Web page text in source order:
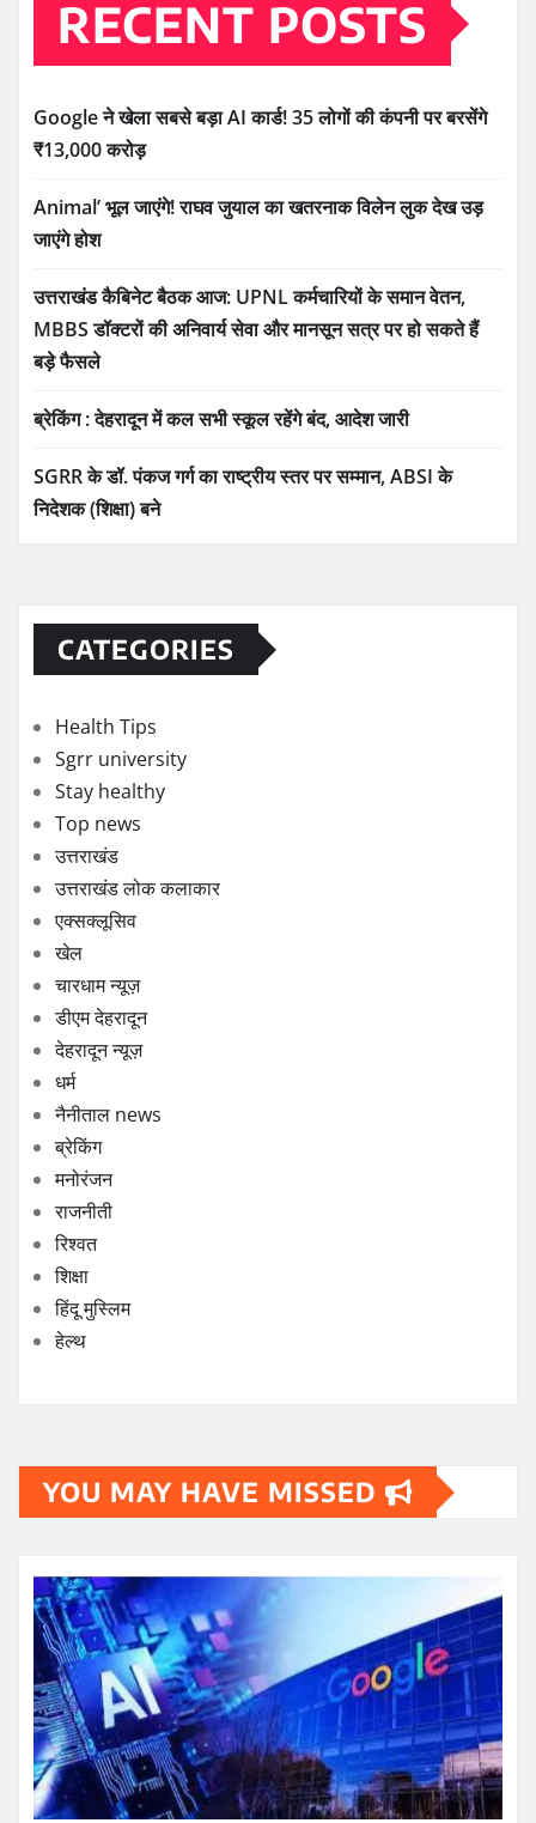
RECENT POSTS
Google ने खेला सबसे बड़ा AI कार्ड! 35 लोगों की कंपनी पर बरसेंगे
₹13,000 करोड़
Animal’ भूल जाएंगे! राघव जुयाल का खतरनाक विलेन लुक देख उड़
जाएंगे होश
उत्तराखंड कैबिनेट बैठक आज: UPNL कर्मचारियों के समान वेतन,
MBBS डॉक्टरों की अनिवार्य सेवा और मानसून सत्र पर हो सकते हैं
बड़े फैसले
ब्रेकिंग : देहरादून में कल सभी स्कूल रहेंगे बंद, आदेश जारी
SGRR के डॉ. पंकज गर्ग का राष्ट्रीय स्तर पर सम्मान, ABSI के
निदेशक (शिक्षा) बने
CATEGORIES
Health Tips
Sgrr university
Stay healthy
Top news
उत्तराखंड
उत्तराखंड लोक कलाकार
एक्सक्लूसिव
खेल
चारधाम न्यूज़
डीएम देहरादून
देहरादून न्यूज़
धर्म
नैनीताल news
ब्रेकिंग
मनोरंजन
राजनीती
रिश्वत
शिक्षा
हिंदू मुस्लिम
हेल्थ
YOU MAY HAVE MISSED